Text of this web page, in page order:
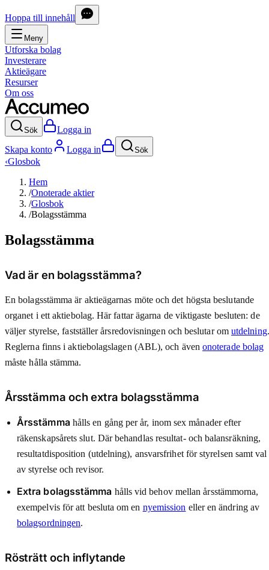
Hoppa till innehåll
Meny
Utforska bolag
Investerare
Aktieägare
Resurser
Om oss
Sök
Logga in
Skapa konto
Logga in Sök
‹Glosbok
Hem
/Onoterade aktier
/Glosbok
/Bolagsstämma
Bolagsstämma
Vad är en bolagsstämma?
En bolagsstämma är aktieägarnas möte och det högsta beslutande
organet i ett aktiebolag. Här fattar ägarna de viktigaste besluten: de
väljer styrelse, fastställer årsredovisningen och beslutar om utdelning.
Reglerna finns i aktiebolagslagen (ABL), och även onoterade bolag
måste hålla stämma.
Årsstämma och extra bolagsstämma
Årsstämmahålls en gång per år, inom sex månader efter
räkenskapsårets slut. Där behandlas resultat- och balansräkning,
resultatdisposition (utdelning), ansvarsfrihet för styrelsen samt val
av styrelse och revisor.
Extra bolagsstämma hålls vid behov mellan årsstämmorna,
exempelvis för att besluta om en nyemission eller en ändring av
bolagsordningen.
Rösträtt och inflytande